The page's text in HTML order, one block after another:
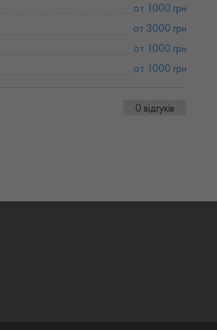
от 1000 грн
от 3000 грн
от 1000 грн
от 1000 грн
0 відгуків